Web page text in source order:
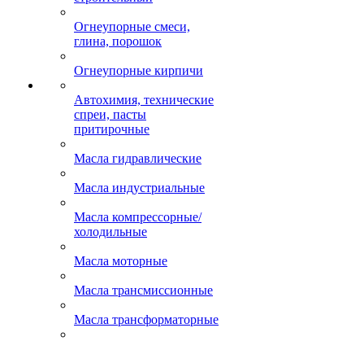
Огнеупорные смеси,
глина, порошок
Огнеупорные кирпичи
Автохимия, технические
спреи, пасты
притирочные
Масла гидравлические
Масла индустриальные
Масла компрессорные/
холодильные
Масла моторные
Масла трансмиссионные
Масла трансформаторные